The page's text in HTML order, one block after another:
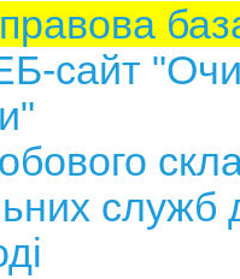
сайт
служб